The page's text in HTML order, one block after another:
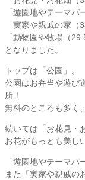
「遊園地やテーマパ
「実家や親戚の家（
「動物園や牧場（
となりました。
トップは「公園」。
公園はお弁当や遊び
所！
無料のところも多く
続いては「お花見・
お花がもっとも美し
「遊園地やテーマパ
また「実家や親戚の